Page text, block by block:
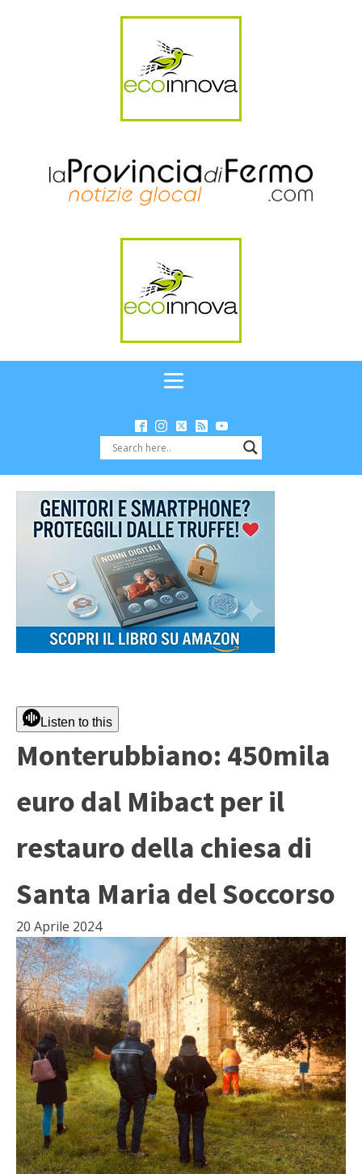
Listen to this
Monterubbiano: 450mila
euro dal Mibact per il
restauro della chiesa di
Santa Maria del Soccorso
20 Aprile 2024